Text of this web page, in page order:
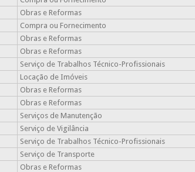
Obras e Reformas
Compra ou Fornecimento
Obras e Reformas
Obras e Reformas
Serviço de Trabalhos Técnico-Profissionais
Locação de Imóveis
Obras e Reformas
Obras e Reformas
Serviços de Manutenção
Serviço de Vigilância
Serviço de Trabalhos Técnico-Profissionais
Serviço de Transporte
Obras e Reformas